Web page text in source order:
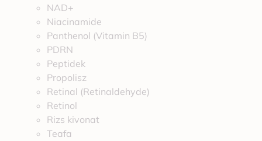
NAD+
Niacinamide
Panthenol (Vitamin B5)
PDRN
Peptidek
Propolisz
Retinal (Retinaldehyde)
Retinol
Rizs kivonat
Teafa